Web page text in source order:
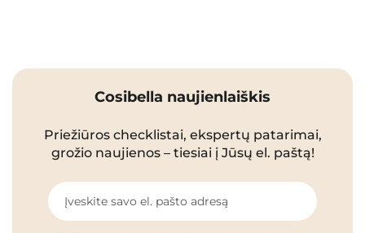
Cosibella naujienlaiškis
Priežiūros checklistai, ekspertų patarimai,
grožio naujienos – tiesiai į Jūsų el. paštą!
Įveskite savo el. pašto adresą